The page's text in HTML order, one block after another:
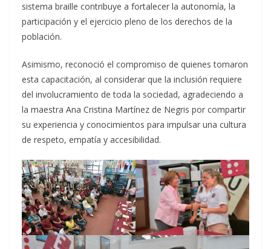
sistema braille contribuye a fortalecer la autonomía, la
participación y el ejercicio pleno de los derechos de la
población.
Asimismo, reconoció el compromiso de quienes tomaron
esta capacitación, al considerar que la inclusión requiere
del involucramiento de toda la sociedad, agradeciendo a
la maestra Ana Cristina Martínez de Negris por compartir
su experiencia y conocimientos para impulsar una cultura
de respeto, empatía y accesibilidad.